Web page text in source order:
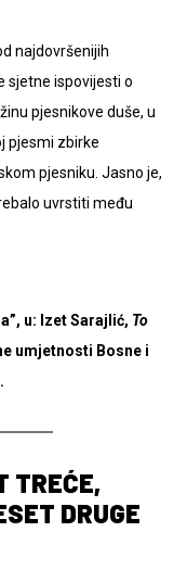
najdovršenijih
sjetne ispovijesti o
pjesnikove duše, u
pjesmi zbirke
pjesniku. Jasno je,
uvrstiti među
u: Izet Sarajlić, To
umjetnosti Bosne i
TREĆE,
DRUGE